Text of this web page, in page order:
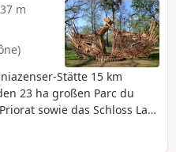
m
Stätte 15 km
23 ha großen Parc du
sowie das Schloss La